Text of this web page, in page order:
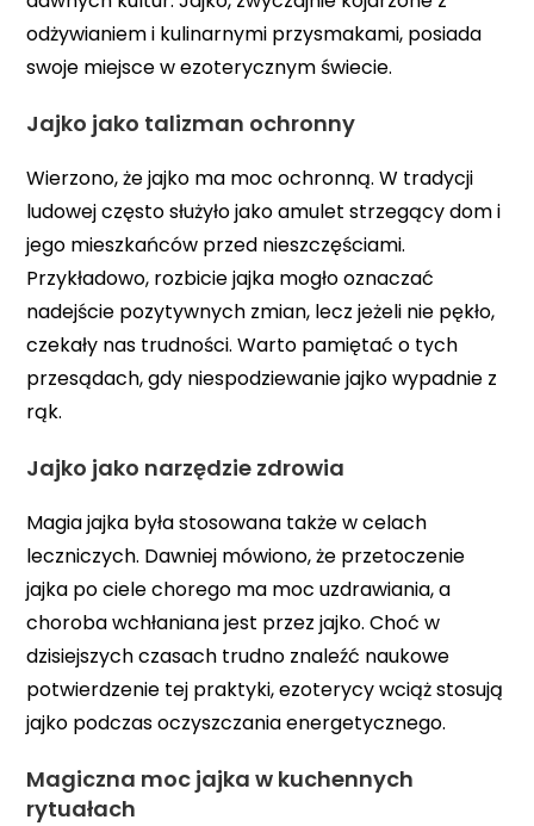
odżywianiem i kulinarnymi przysmakami, posiada
swoje miejsce w ezoterycznym świecie.
Jajko jako talizman ochronny
Wierzono, że jajko ma moc ochronną. W tradycji
ludowej często służyło jako amulet strzegący dom i
jego mieszkańców przed nieszczęściami.
Przykładowo, rozbicie jajka mogło oznaczać
nadejście pozytywnych zmian, lecz jeżeli nie pękło,
czekały nas trudności. Warto pamiętać o tych
przesądach, gdy niespodziewanie jajko wypadnie z
rąk.
Jajko jako narzędzie zdrowia
Magia jajka była stosowana także w celach
leczniczych. Dawniej mówiono, że przetoczenie
jajka po ciele chorego ma moc uzdrawiania, a
choroba wchłaniana jest przez jajko. Choć w
dzisiejszych czasach trudno znaleźć naukowe
potwierdzenie tej praktyki, ezoterycy wciąż stosują
jajko podczas oczyszczania energetycznego.
Magiczna moc jajka w kuchennych
rytuałach